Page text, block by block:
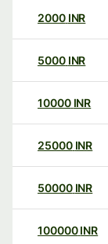
2000 INR
5000 INR
10000 INR
25000 INR
50000 INR
100000 INR